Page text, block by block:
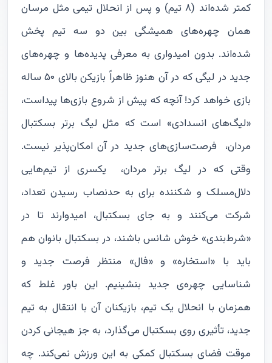
کمتر شده‌اند (۸ تیم) و پس از انحلال تیمی مثل مرسان
همان چهره‌های همیشگی بین دو سه تیم پخش
شده‌اند. بدون امیدواری به معرفی پدیده‌ها و چهره‌های
جدید در لیگی که در آن هنوز ظاهراً بازیکن بالای ۵۰ ساله
بازی خواهد کرد! آنچه که پیش از شروع بازی‌ها پیداست،
«لیگ‌های انسدادی» است که مثل لیگ برتر بسکتبال
مردان، فرصت‌سازی‌های جدید در آن امکان‌پذیر نیست.
وقتی که در لیگ برتر مردان، یکسری از تیم‌هایی
دلال‌مسلک و شکننده برای به حدنصاب رسیدن تعداد،
شرکت می‌کنند و به جای بسکتبال، امیدوارند تا در
«شرط‌بندی» خوش‌ شانس باشند، در بسکتبال بانوان هم
باید با «استخاره» و «فال» منتظر فرصت جدید و
شناسایی چهره‌ی جدید بنشینیم. این باور غلط که
همزمان با انحلال یک تیم، بازیکنان آن با انتقال به تیم
جدید، تأثیری روی بسکتبال می‌گذارد، به جز هیجانی کردن
موقت فضای بسکتبال کمکی به این ورزش نمی‌کند. چه